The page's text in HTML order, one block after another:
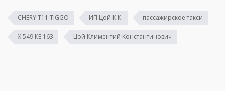
CHERY T11 TIGGO ИП Цой К.К. пассажирское такси
Х 549 КЕ 163 Цой Климентий Константинович